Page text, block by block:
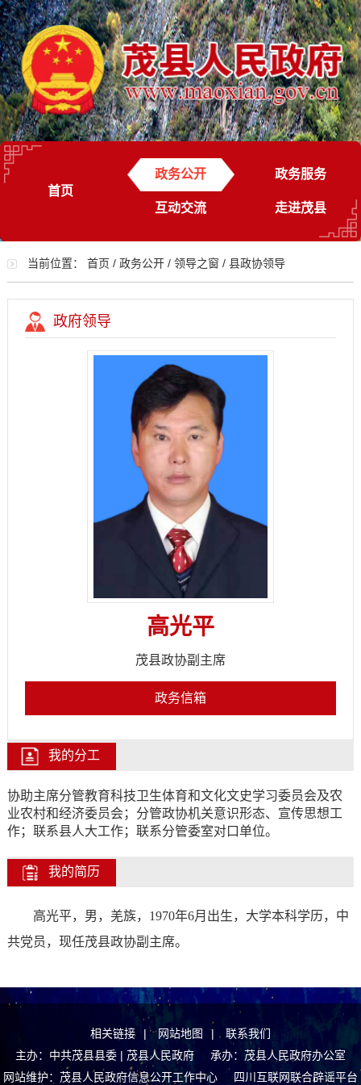
首页
政务公开 政务服务
互动交流 走进茂县
当前位置： 首页 / 政务公开/ 领导之窗 / 县政协领导
政府领导
高光平
茂县政协副主席
政务信箱
我的分工
协助主席分管教育科技卫生体育和文化文史学习委员会及农
业农村和经济委员会；分管政协机关意识形态、宣传思想工
作；联系县人大工作；联系分管委室对口单位。
我的简历
高光平，男，羌族， 1970年6月出生，大学本科学历，中
共党员，现任茂县政协副主席。
相关链接 | 网站地图 |
联系我们
主办：中共茂县县委 | 茂县人民政府 承办：茂县人民政府办公室
网站维护：茂县人民政府信息公开工作中心
四川互联网联合辟谣平台